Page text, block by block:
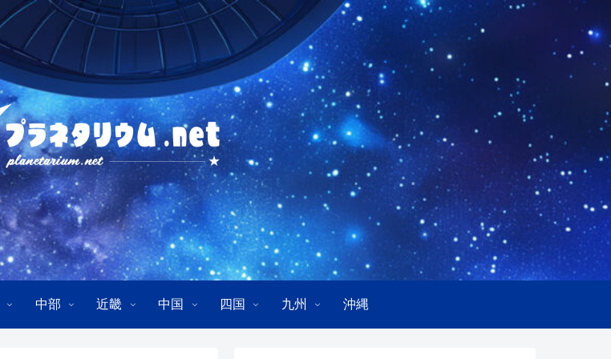
中部 近畿 中国 四国 九州 沖縄